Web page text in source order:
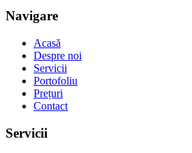
Navigare
Acasă
Despre noi
Servicii
Portofoliu
Prețuri
Contact
Servicii